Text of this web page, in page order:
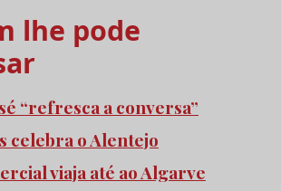
lhe pode
“refresca a conversa”
celebra o Alentejo
viaja até ao Algarve